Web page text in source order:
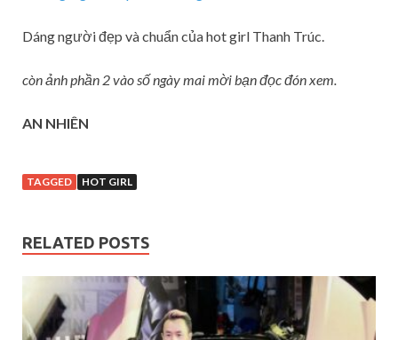
Dáng người đẹp và chuẩn của hot girl Thanh Trúc.
còn ảnh phần 2 vào số ngày mai mời bạn đọc đón xem.
AN NHIÊN
TAGGED HOT GIRL
RELATED POSTS